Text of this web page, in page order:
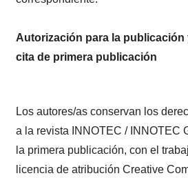
Autorización para la
cita de primera publicación
Los autores/as conservan los
a la revista INNOTEC / INNOTEC
la primera publicación, con el
licencia de atribución Creative